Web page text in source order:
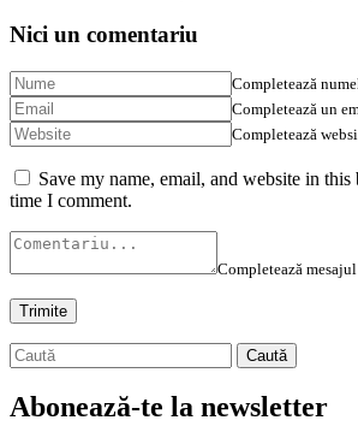
Nici un comentariu
Completează
Completează un
Completează
Save my name, email, and website in
time I comment.
Completează mesajul
Abonează-te la newsletter